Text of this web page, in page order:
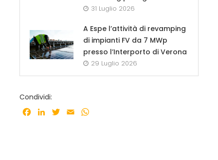
31 Luglio 2026
A Espe l’attività di revamping
di impianti FV da 7 MWp
presso l’Interporto di Verona
29 Luglio 2026
Condividi:
Facebook
LinkedInTwitter
Email